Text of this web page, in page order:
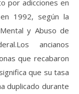
por adicciones en
1992, según la
y Abuso de
ancianos
que recabaron
que su tasa
duplicado durante